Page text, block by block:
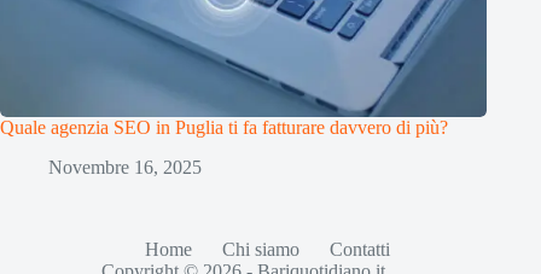
Quale agenzia SEO in Puglia ti fa fatturare davvero di più?
Novembre 16, 2025
Home Chi siamo
Contatti